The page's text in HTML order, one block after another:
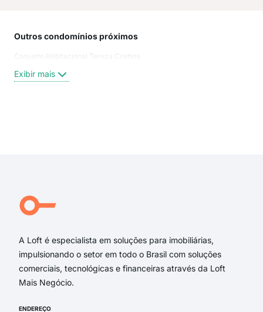
Outros condomínios próximos
Conjunto Habitacional Tereza Cristina
Exibir mais
A Loft é especialista em soluções para imobiliárias,
impulsionando o setor em todo o Brasil com soluções
comerciais, tecnológicas e financeiras através da Loft
Mais Negócio.
ENDEREÇO